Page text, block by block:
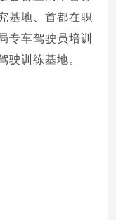
基地、首都在职
专车驾驶员培训
驶训练基地。